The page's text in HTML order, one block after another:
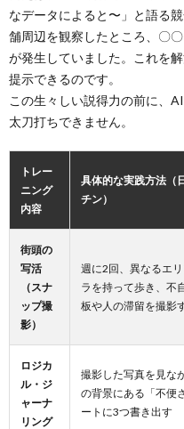
なデータによると〜」と語る
舗周辺を観察したところ、〇
が発生していました。これを
提示できるのです。
この生々しい説得力の前に、
太刀打ちできません。
トレー
ニング
内容
具体的な実践方法（
チン）
街頭の
写活
（スナ
ップ撮
影）
週に2回、異なるエ
ラを持って歩き、不
板や人の滞留を撮影
ロジカ
ル・ジ
ャーナ
リング
撮影した写真を見な
の背景にある「不便
ートに3つ書き出す